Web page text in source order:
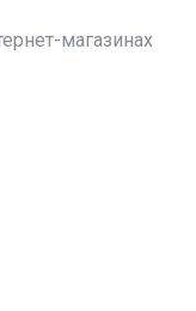
магазинах